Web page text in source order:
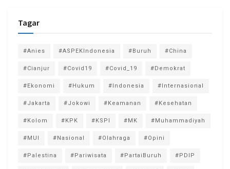
Tagar
#Anies #ASPEKIndonesia #Buruh #China
#Cianjur #Covid19 #Covid_19 #Demokrat
#Ekonomi #Hukum #Indonesia #Internasional
#Jakarta #Jokowi #Keamanan #Kesehatan
#Kolom #KPK #KSPI #MK #Muhammadiyah
#MUI #Nasional #Olahraga #Opini
#Palestina #Pariwisata #PartaiBuruh #PDIP